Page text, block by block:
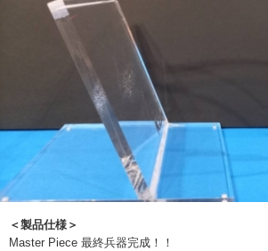
＜製品仕様＞
Master Piece 最終兵器完成！！